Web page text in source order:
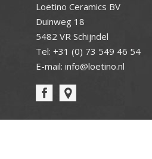
Loetino Ceramics BV
Duinweg 18
5482 VR Schijndel
Tel: +31 (0) 73 549 46 54
E-mail: info@loetino.nl